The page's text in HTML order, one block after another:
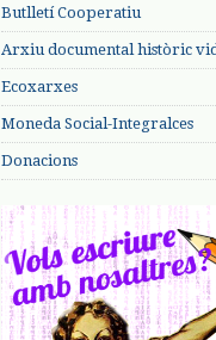
Butlletí Cooperatiu
Arxiu documental històric
Ecoxarxes
Moneda Social-Integralces
Donacions